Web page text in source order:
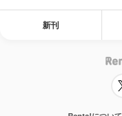
新刊